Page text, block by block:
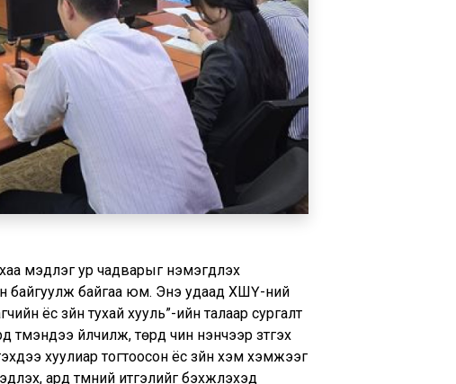
мэдлэг ур чадварыг нэмэгдүүлэх
байгуулж байгаа юм. Энэ удаад ХШҮ-ний
ёс зүйн тухай хууль”-ийн талаар сургалт
үйлчилж, төрд чин үнэнчээр зүтгэх
хуулиар тогтоосон ёс зүйн хэм хэмжээг
ард түмний итгэлийг бэхжүүлэхэд